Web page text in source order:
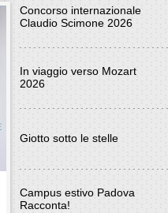
Concorso internazionale
Claudio Scimone 2026
In viaggio verso Mozart
2026
Giotto sotto le stelle
Campus estivo Padova
Racconta!